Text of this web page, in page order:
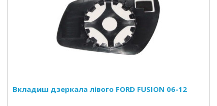
Вкладиш дзеркала лівого FORD FUSION 06-12